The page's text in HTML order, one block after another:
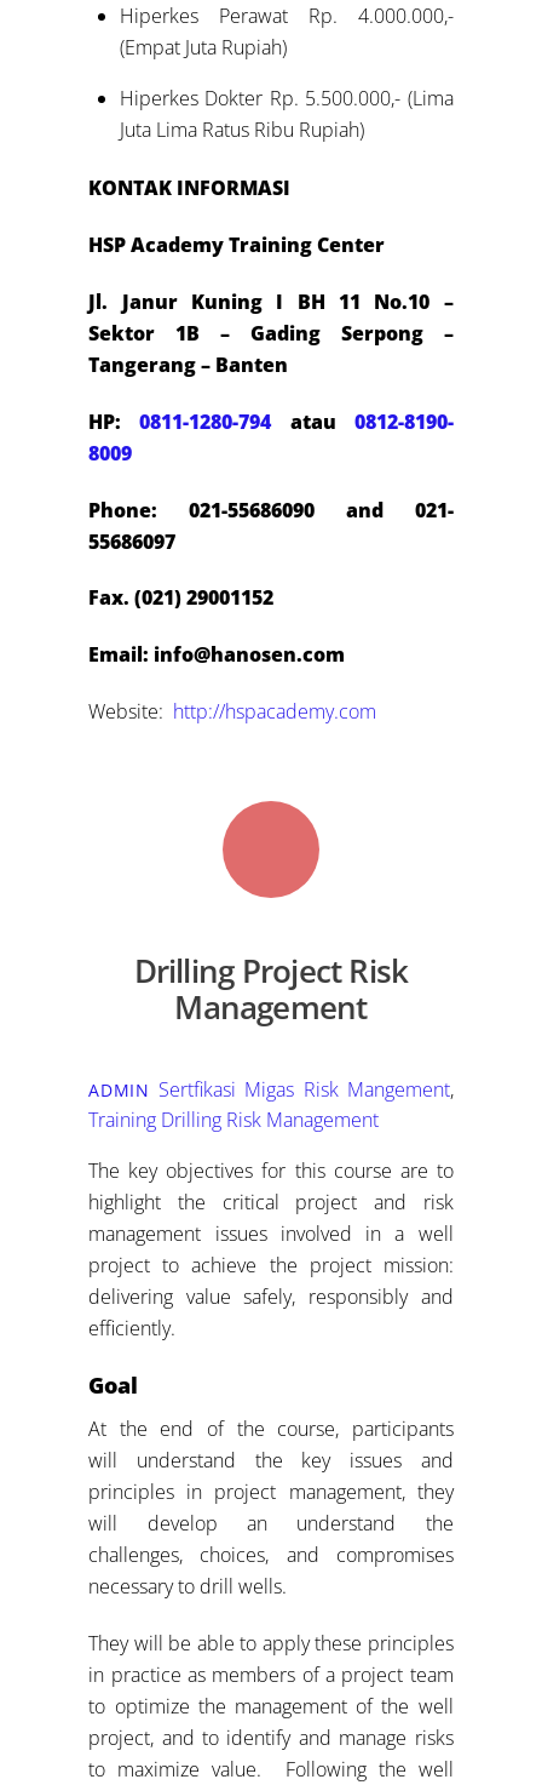
Hiperkes Perawat Rp. 4.000.000,-
(Empat Juta Rupiah)
Hiperkes Dokter Rp. 5.500.000,- (Lima
Juta Lima Ratus Ribu Rupiah)
KONTAK INFORMASI
HSP Academy Training Center
Jl. Janur Kuning I BH 11 No.10 –
Sektor 1B – Gading Serpong –
Tangerang – Banten
HP:0811-1280-794atau 0812-8190-
8009
Phone: 021-55686090 and 021-
55686097
Fax. (021) 29001152
Email: info@hanosen.com
Website: http://hspacademy.com
Drilling Project Risk
Management
ADMIN Sertfikasi Migas Risk Mangement,
Training Drilling Risk Management
The key objectives for this course are to
highlight the critical project and risk
management issues involved in a well
project to achieve the project mission:
delivering value safely, responsibly and
efficiently.
Goal
At the end of the course, participants
will understand the key issues and
principles in project management, they
will develop an understand the
challenges, choices, and compromises
necessary to drill wells.
They will be able to apply these principles
in practice as members of a project team
to optimize the management of the well
project, and to identify and manage risks
to maximize value. Following the well